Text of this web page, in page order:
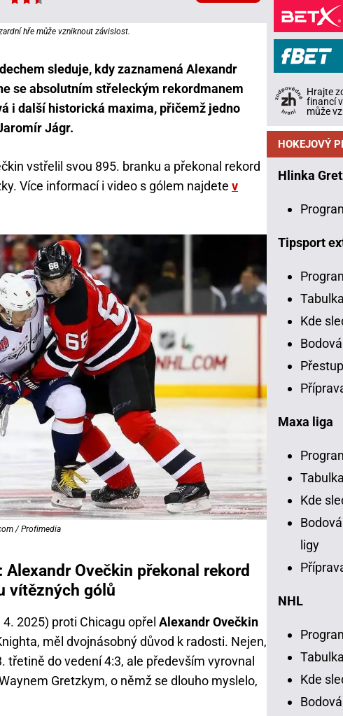
hře může vzniknout závislost.
sleduje, kdy zaznamená Alexandr
se absolutním střeleckým rekordmanem
i další historická maxima, přičemž jedno
Jágr.
vstřelil svou 895. branku a překonal rekord
Více informací i video s gólem najdete v
/ Profimedia
Alexandr Ovečkin překonal rekord
vítězných gólů
2025) proti Chicagu opřel Alexandr Ovečkin
měl dvojnásobný důvod k radosti. Nejen,
třetině do vedení 4:3, ale především vyrovnal
Gretzkym, o němž se dlouho myslelo,
Hrajte
financí
může
HOKEJOVÝ
Hlinka
Tipsport
Kde
Maxa liga
Kde
ligy
NHL
Kde